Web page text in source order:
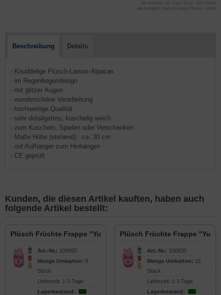
Sie können als Gast (bzw. mit Ihrem
derzeitigen Status) keine Preise sehen
Beschreibung Details
- Knuddelige Plüsch-Lamas-Alpacas
- im Regenbogendesign
- mit glitzer Augen
- wunderschöne Verarbeitung
- hochwertige Qualität
- sehr detailgetreu, kuschelig weich
- zum Kuscheln, Spielen oder Verschenken
- Maße Höhe (stehend): ca. 30 cm
- mit Aufhänger zum Hinhängen
- CE geprüft
Kunden, die diesen Artikel kauften, haben auch
folgende Artikel bestellt:
Plüsch Früchte Frappe "Yummy" mit Gesicht 45cm
Art.-Nr.: 106850
Menge Umkarton: 8
Stück
Lieferzeit: 1-3 Tage
Lagerbestand:
Plüsch Früchte Frappe
Art.-Nr.: 106830
Menge Umkarton: 16
Stück
Lieferzeit: 1-3 Tage
Lagerbestand: